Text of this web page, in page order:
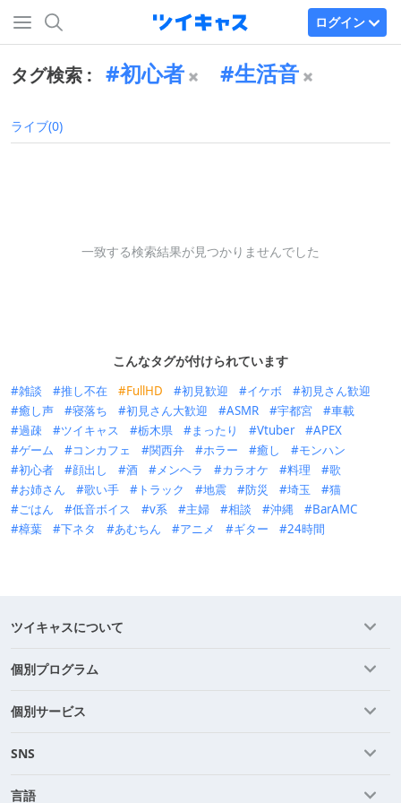
ログイン
タグ検索 : 初心者 生活音
ライブ(0)
一致する検索結果が見つかりませんでした
こんなタグが付けられています
雑談 推し不在 FullHD 初見歓迎 イケボ
初見さん歓迎
癒し声
寝落ち 初見さん大歓迎 ASMR 宇都宮
車載
過疎
ツイキャス 栃木県 まったり Vtuber
APEX
ゲーム
コンカフェ 関西弁 ホラー 癒し
モンハン
初心者
顔出し 酒 メンヘラ カラオケ 料理
歌
お姉さん
歌い手 トラック 地震 防災 埼玉
猫
ごはん
低音ボイス v系 主婦 相談 沖縄
BarAMC
樟葉
下ネタ あむちん アニメ ギター 24時間
ツイキャスについて
個別プログラム
個別サービス
SNS
言語